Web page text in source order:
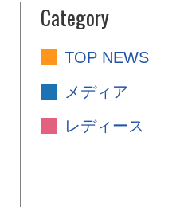
Category
TOP NEWS
メディア
レディース